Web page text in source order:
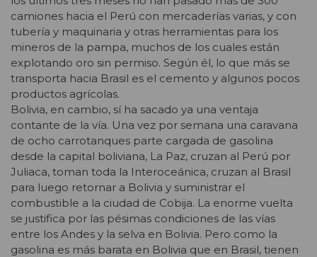
camiones hacia el Perú con mercaderías varias, y con
tubería y maquinaria y otras herramientas para los
mineros de la pampa, muchos de los cuales están
explotando oro sin permiso. Según él, lo que más se
transporta hacia Brasil es el cemento y algunos pocos
productos agrícolas.
Bolivia, en cambio, sí ha sacado ya una ventaja
contante de la vía. Una vez por semana una caravana
de ocho carrotanques parte cargada de gasolina
desde la capital boliviana, La Paz, cruzan al Perú por
Juliaca, toman toda la Interoceánica, cruzan al Brasil
para luego retornar a Bolivia y suministrar el
combustible a la ciudad de Cobija. La enorme vuelta
se justifica por las pésimas condiciones de las vías
entre los Andes y la selva en Bolivia. Pero como la
gasolina es más barata en Bolivia que en Brasil, tienen